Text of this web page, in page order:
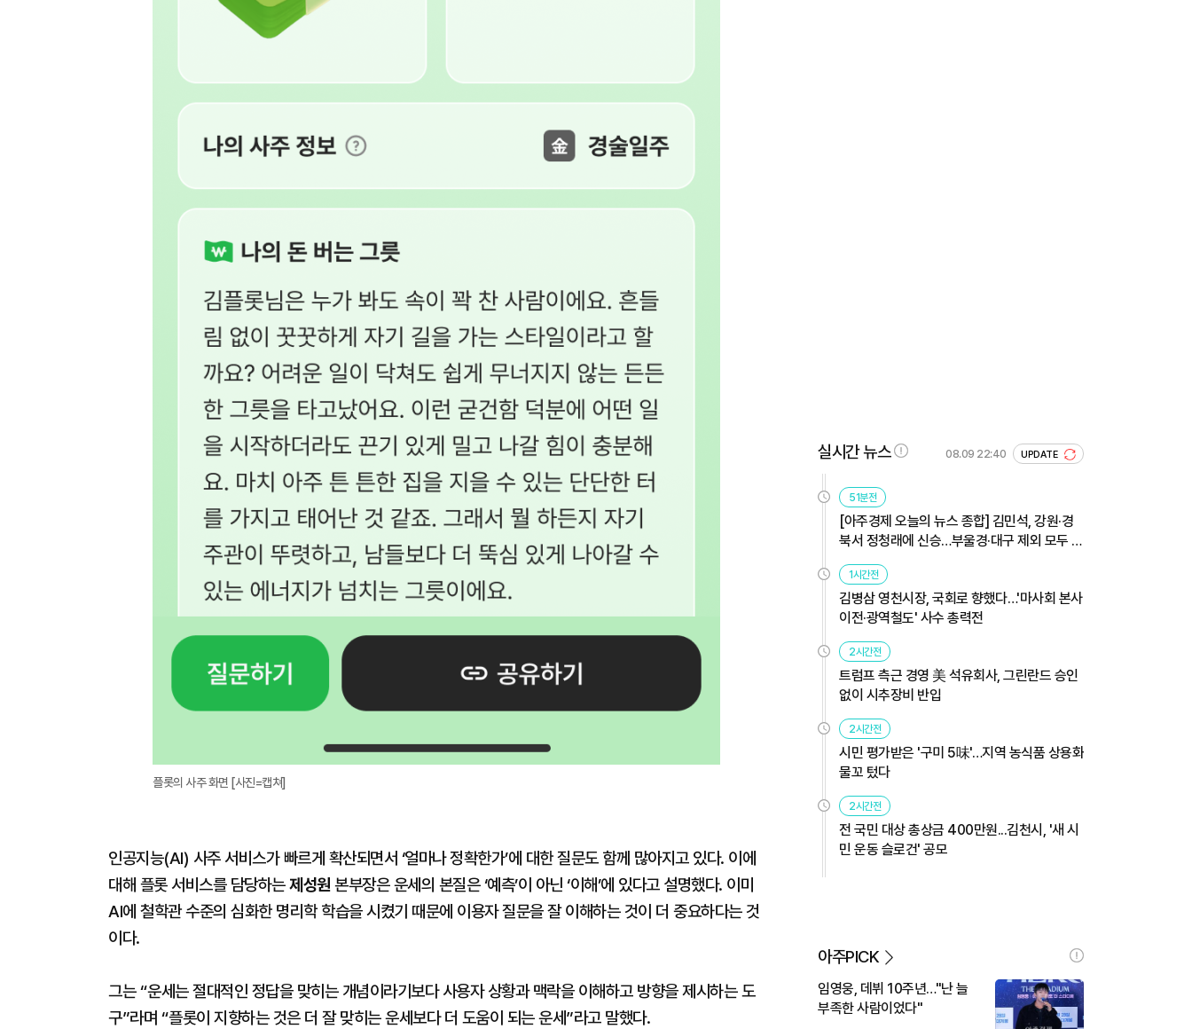
플롯의 사주 화면 [사진=캡쳐]
인공지능(AI) 사주 서비스가 빠르게 확산되면서 ‘얼마나 정확한가’에 대한 질문도 함께 많아지고 있다. 이에
대해 플롯 서비스를 담당하는제성원본부장은 운세의 본질은 ‘예측’이 아닌 ‘이해’에 있다고 설명했다. 이미
AI에 철학관 수준의 심화한 명리학 학습을 시켰기 때문에 이용자 질문을 잘 이해하는 것이 더 중요하다는 것
이다.
그는 “운세는 절대적인 정답을 맞히는 개념이라기보다 사용자 상황과 맥락을 이해하고 방향을 제시하는 도
구”라며 “플롯이 지향하는 것은 더 잘 맞히는 운세보다 더 도움이 되는 운세”라고 말했다.
실시간 뉴스 08.09 22:40 UPDATE
51분전
[아주경제 오늘의 뉴스 종합] 김민석, 강원·경
북서 정청래에 신승…부울경·대구 제외 모두 웃
었다 外
1시간전
김병삼 영천시장, 국회로 향했다…'마사회 본사
이전·광역철도' 사수 총력전
2시간전
트럼프 측근 경영 美 석유회사, 그린란드 승인
없이 시추장비 반입
2시간전
시민 평가받은 '구미 5味'…지역 농식품 상용화
물꼬 텄다
2시간전
전 국민 대상 총상금 400만원...김천시, '새 시
민 운동 슬로건' 공모
아주PICK
임영웅, 데뷔 10주년…"난 늘
부족한 사람이었다"